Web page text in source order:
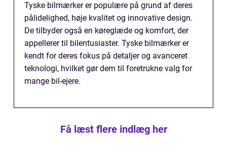
Tyske bilmærker er populære på grund af deres
pålidelighed, høje kvalitet og innovative design.
De tilbyder også en køreglæde og komfort, der
appellerer til bilentusiaster. Tyske bilmærker er
kendt for deres fokus på detaljer og avanceret
teknologi, hvilket gør dem til foretrukne valg for
mange bil-ejere.
Få læst flere indlæg her